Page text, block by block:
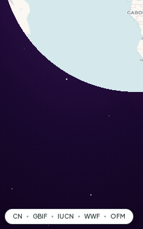
CN GBIF IUCN WWF OFM